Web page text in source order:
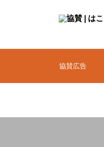
協賛広告